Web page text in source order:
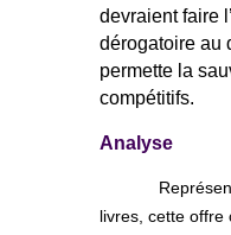
devraient faire
dérogatoire au
permette la
compétitifs.
Analyse
livres, cette offre